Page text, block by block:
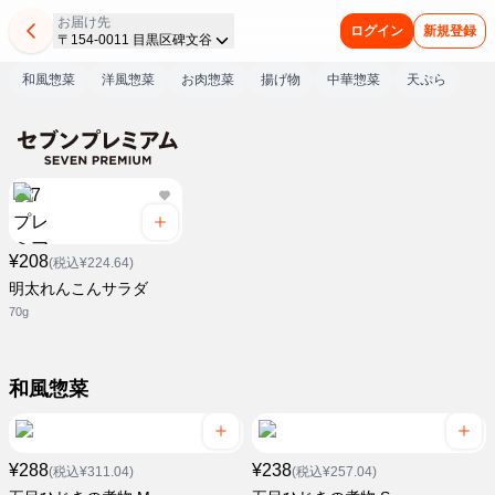
お届け先
〒154-0011 目黒区碑文谷
ログイン 新規登録
和風惣菜 洋風惣菜 お肉惣菜 揚げ物 中華惣菜 天ぷら
¥208(税込¥224.64)
明太れんこんサラダ
70g
和風惣菜
¥288(税込¥311.04) ¥238(税込¥257.04)